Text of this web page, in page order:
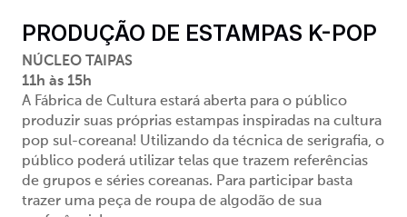
PRODUÇÃO DE ESTAMPAS K-POP
NÚCLEO TAIPAS
11h às 15h
A Fábrica de Cultura estará aberta para o público
produzir suas próprias estampas inspiradas na cultura
pop sul-coreana! Utilizando da técnica de serigrafia, o
público poderá utilizar telas que trazem referências
de grupos e séries coreanas. Para participar basta
trazer uma peça de roupa de algodão de sua